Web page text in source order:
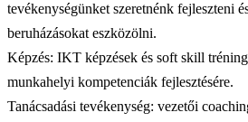
tevékenységünket szeretnénk fejleszteni
beruházásokat eszközölni.
Képzés: IKT képzések és soft skill
munkahelyi kompetenciák fejlesztésére.
Tanácsadási tevékenység: vezetői